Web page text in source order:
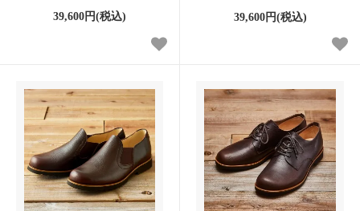
39,600円(税込) 39,600円(税込)